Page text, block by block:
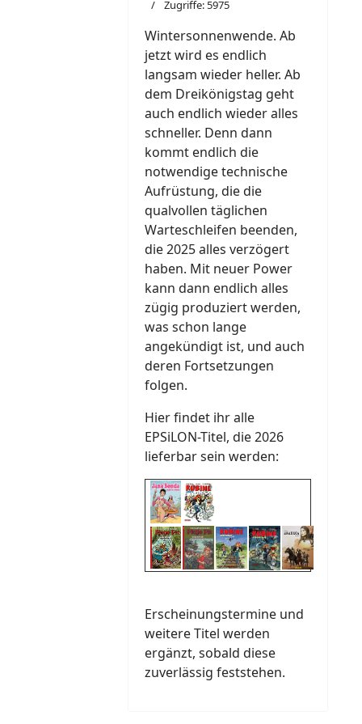
Zugriffe: 5975
Wintersonnenwende. Ab
jetzt wird es endlich
langsam wieder heller. Ab
dem Dreikönigstag geht
auch endlich wieder alles
schneller. Denn dann
kommt endlich die
notwendige technische
Aufrüstung, die die
qualvollen täglichen
Warteschleifen beenden,
die 2025 alles verzögert
haben. Mit neuer Power
kann dann endlich alles
zügig produziert werden,
was schon lange
angekündigt ist, und auch
deren Fortsetzungen
folgen.
Hier findet ihr alle
EPSiLON-Titel, die 2026
lieferbar sein werden:
Erscheinungstermine und
weitere Titel werden
ergänzt, sobald diese
zuverlässig feststehen.